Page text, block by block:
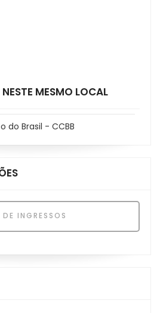
MESMO LOCAL
do Brasil - CCBB
INGRESSOS